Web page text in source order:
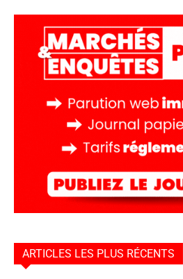
ARTICLES LES PLUS RÉCENTS